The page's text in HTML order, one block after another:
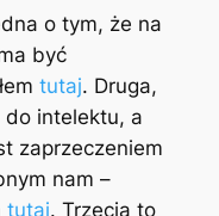
o tym, że na
być
tutaj. Druga,
do intelektu, a
zaprzeczeniem
nam –
tutaj. Trzecia to